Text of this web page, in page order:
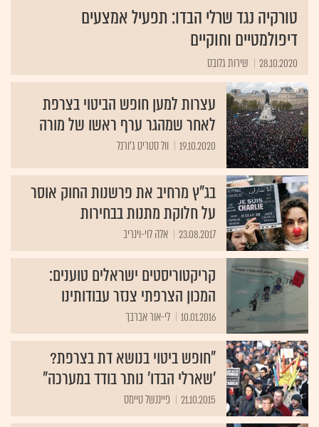
טורקיה נגד שרלי הבדו: תפעיל אמצעים
דיפולמטיים וחוקיים
28.10.2020 שירות גלובס
עצרות למען חופש הביטוי בצרפת
לאחר שמהגר ערף ראשו של מורה
19.10.2020 וול סטריט ג'ורנל
בג"ץ מרחיב את פרשנות החוק אוסר
על חלוקת מתנות בבחירות
23.08.2017 אלה לוי-וינריב
קריקטוריסטים ישראלים טוענים:
המכון הצרפתי צנזר עבודותינו
10.01.2016 לי-אור אברבך
"חופש ביטוי בנושא דת בצרפת?
'שארלי הבדו' נותר בודד במערכה"
21.10.2015 פייננשל טיימס